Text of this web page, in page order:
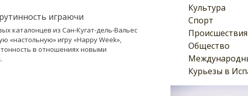
Культура
Спорт
Происшествия
Общество
Курьезы в
играючи
каталонцев из Сан-Кугат-дель-Вальес
«настольную» игру «Happy Week»,
в отношениях новыми